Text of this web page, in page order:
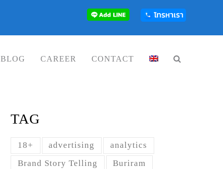
BLOG CAREER CONTACT
TAG
18+ advertising
analytics
Brand Story Telling
Buriram